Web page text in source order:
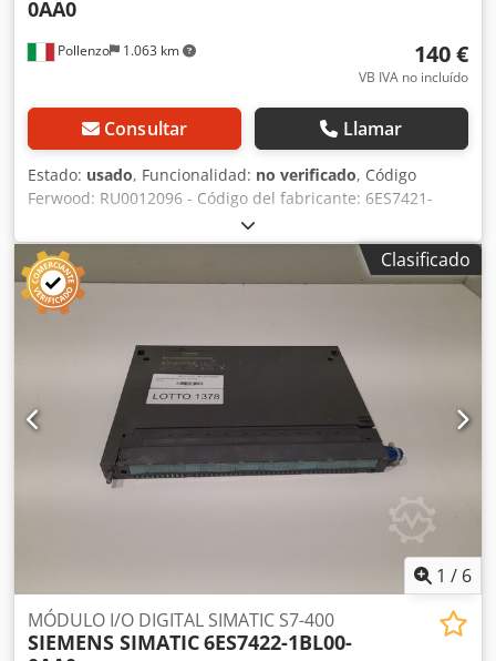
Pollenzo 1.063 km
0AA0
140 €
VB IVA no incluído
Consultar Llamar
Estado: usado, Funcionalidad: no verificado, Código
Ferwood: RU0012096 - Código del fabricante: 6ES7421-
1BL00-0AA0 - Estado: Usado - Funcionalidad: No probado -
Máquina compatible: SIERRAS DE PANEL HOLZMA - Si está
interesado, ofrecemos un servicio de revisión. Póngase en
contacto con nosotros. Chjdpfx Ahezmhrfobsa
Clasificado
1 / 6
MÓDULO I/O DIGITAL SIMATIC S7-400
SIEMENS SIMATIC6ES7422-1BL00-